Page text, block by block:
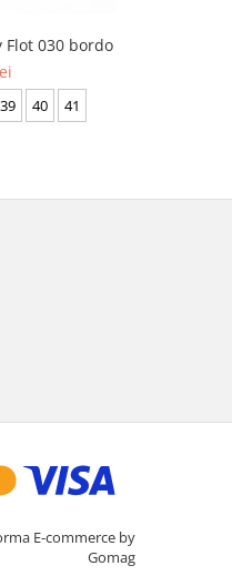
Flot 030 bordo
39 40 41
E-commerce by
Gomag